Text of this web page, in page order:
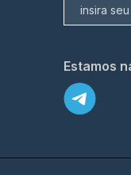
Estamos